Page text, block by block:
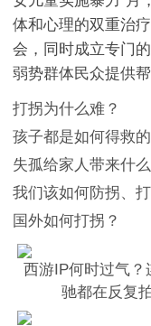
体和心理的双重治
会，同时成立专门
弱势群体民众提供帮
打拐为什么难？
孩子都是如何得救的
失孤给家人带来什
我们该如何防拐、
国外如何打拐？
西游IP何时过气？
驰都在反复